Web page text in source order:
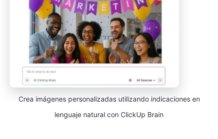
Crea imágenes personalizadas utilizando indicaciones en
lenguaje natural con ClickUp Brain